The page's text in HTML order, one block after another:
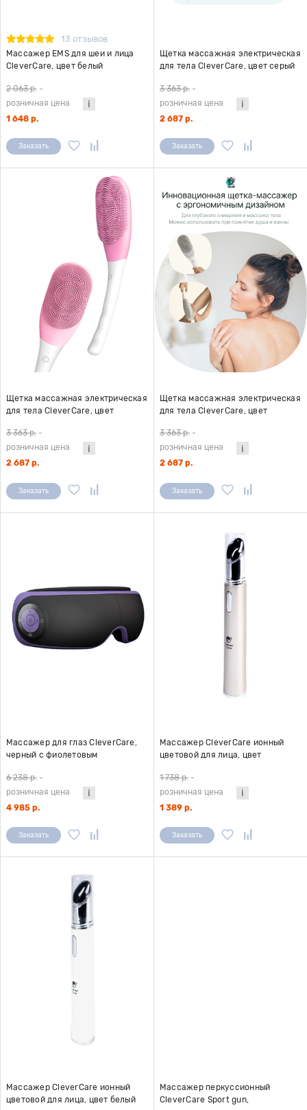
13 отзывов
Массажер EMS для шеи и лица
CleverCare, цвет белый
2 063 р. -
розничная цена
1 648 р.
Заказать
Щетка массажная электрическая
для тела CleverCare, цвет серый
3 363 р. -
розничная цена
2 687 р.
Заказать
Щетка массажная электрическая
для тела CleverCare, цвет
3 363 р. -
розничная цена
2 687 р.
Заказать
Щетка массажная электрическая
для тела CleverCare, цвет
3 363 р. -
розничная цена
2 687 р.
Заказать
Массажер для глаз CleverCare,
черный с фиолетовым
6 238 р. -
розничная цена
4 985 р.
Заказать
Массажер CleverCare ионный
цветовой для лица, цвет
1 738 р. -
розничная цена
1 389 р.
Заказать
Массажер CleverCare ионный
цветовой для лица, цвет белый
Массажер перкуссионный
CleverCare Sport gun,